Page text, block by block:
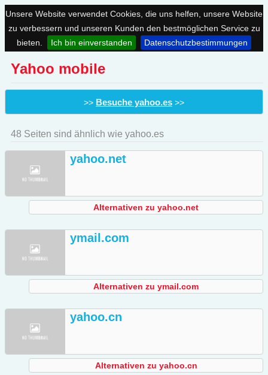
Unsere Website verwendet Cookies, die uns helfen, unsere Website
zu verbessern und unseren Kunden den bestmöglichen Service zu
bieten.
Ich bin einverstanden Datenschutzbestimmungen
Yahoo mobile
>> Besuche yahoo.es >>
48 Seiten sind ähnlich wie yahoo.es
yahoo.net
Alternativen zu yahoo.net
ymail.com
Alternativen zu ymail.com
yahoo.cn
Alternativen zu yahoo.cn